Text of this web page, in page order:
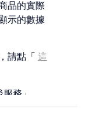
品的實際
示的數據
請點「 這
務」。